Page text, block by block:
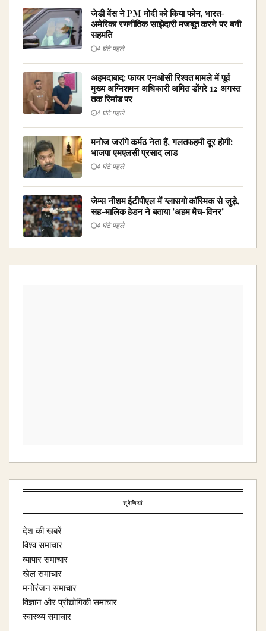
जेडी वेंस ने PM मोदी को किया फोन, भारत-
अमेरिका रणनीतिक साझेदारी मजबूत करने पर बनी
सहमति
4 घंटे पहले
अहमदाबाद: फायर एनओसी रिश्वत मामले में पूर्व
मुख्य अग्निशमन अधिकारी अमित डोंगरे 12 अगस्त
तक रिमांड पर
4 घंटे पहले
मनोज जरांगे कर्मठ नेता हैं, गलतफहमी दूर होगी:
भाजपा एमएलसी प्रसाद लाड
4 घंटे पहले
जेम्स नीशम ईटीपीएल में ग्लासगो कॉस्मिक से जुड़े,
सह-मालिक हेडन ने बताया 'अहम मैच-विनर'
4 घंटे पहले
श्रेणियां
देश की खबरें
विश्व समाचार
व्यापार समाचार
खेल समाचार
मनोरंजन समाचार
विज्ञान और प्रौद्योगिकी समाचार
स्वास्थ्य समाचार